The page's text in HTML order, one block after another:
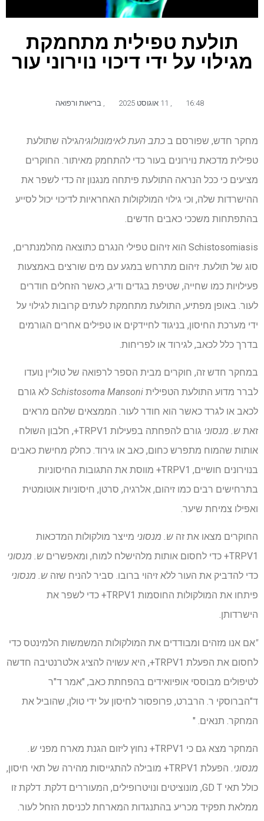
תולעת טפילית מתחמקת
מגילוי על ידי דיכוי נוירוני עור
16:48 בריאות ורפואה
מחקר חדש, שפורסם ב כתב העת לאימונולוגיהגילה שתולעת
טפילית מדכאת נוירונים בעור כדי להתחמק מאיתור. החוקרים
מציעים כי ככל הנראה התולעת פיתחה מנגנון זה כדי לשפר את
ההישרדות שלה, וכי גילוי המולקולות האחראיות לדיכוי יכול לסייע
בהתפתחות משככי כאבים חדשים.
Schistosomiasis הוא זיהום טפילי הנגרם כתוצאה מהלמנתרים,
סוג של תולעת. זיהום מתרחש במגע עם מים שורצים באמצעות
פעילויות כמו שחייה, שטיפת בגדים ודיג, כאשר הזחלים חודרים
לעור. באופן מפתיע, התולעת מתחמקת לעתים קרובות לגילוי על
ידי מערכת החיסון, בניגוד לחיידקים או טפילים אחרים הגורמים
בדרך כלל לכאב, לגירוד או לפריחות.
במחקר חדש זה, חוקרים מבית הספר לרפואה של טוליין נועדו
לברר מדוע התולעת הטפילית Schistosoma Mansoni לא גורם
לכאב או לגרד כאשר הוא חודר לעור. הממצאים שלהם מראים
זאת ש. מנסוני
גורם להפחתה בפעילות TRPV1+, חלבון השולח
אותות שהמוח מתפרש כחום, כאב או גירוד. כחלק מחישת כאבים
בנוירונים חושיים, TRPV1+ מווסת את התגובות החיסוניות
בתרחישים רבים כמו זיהום, אלרגיה, סרטן, חיסוניות אוטומטית
ואפילו צמיחת שיער.
החוקרים מצאו את זה ש. מנסוני מייצר מולקולות המדכאות
TRPV1+ כדי לחסום אותות מלהישלח למוח, ומאפשרים
ש. מנסוני
כדי להדביק את העור ללא זיהוי ברובו. סביר להניח שזה ש. מנסוני
פיתחו את המולקולות החוסמות TRPV1+ כדי לשפר את
הישרדותן.
"אם אנו מזהים ומבודדים את המולקולות המשמשות הלמינטס כדי
לחסום את הפעלת TRPV1+, היא עשויה להציג אלטרנטיבה חדשה
לטיפולים מבוססי אופיואידים בהפחתת כאב, "אמר ד"ר
ד"הברוסקי ר. הרברט, פרופסור לחיסון על ידי טולן, שהוביל את
המחקר. תנאים. "
המחקר מצא גם כי TRPV1+ נחוץ ליזום הגנת מארח מפני
ש.
מנסוני.
הפעלת TRPV1+ מובילה להתגייסות מהירה של תאי חיסון,
כולל תאי GD T, מונוציטים ונויטרופילים, המעוררים דלקת. דלקת זו
ממלאת תפקיד מכריע בהתנגדות המארחת לכניסת הזחל לעור.